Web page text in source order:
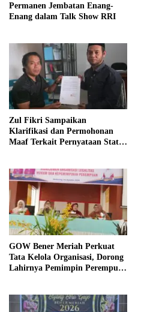
Permanen Jembatan Enang-
Enang dalam Talk Show RRI
Zul Fikri Sampaikan
Klarifikasi dan Permohonan
Maaf Terkait Pernyataan Status
GOW Bener Meriah Perkuat
Tata Kelola Organisasi, Dorong
Lahirnya Pemimpin Perempuan